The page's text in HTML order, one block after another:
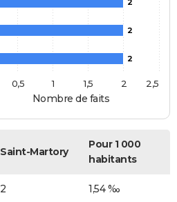
Nombre de faits
2
2
2
0,5 1 1,5 2 2,5
Saint-Martory
Pour 1 000
habitants
2 1,54 ‰